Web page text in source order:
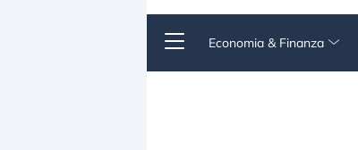
Economia & Finanza